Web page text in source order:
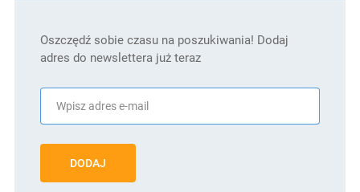
Oszczędź sobie czasu na poszukiwania! Dodaj
adres do newslettera już teraz
DODAJ